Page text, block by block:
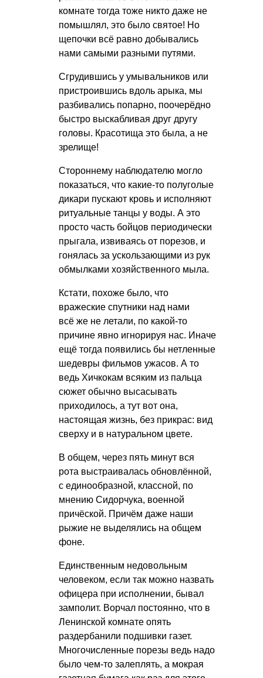
комнате тогда тоже никто даже не
помышлял, это было святое! Но
щепочки всё равно добывались
нами самыми разными путями.
Сгрудившись у умывальников или
пристроившись вдоль арыка, мы
разбивались попарно, поочерёдно
быстро выскабливая друг другу
головы. Красотища это была, а не
зрелище!
Стороннему наблюдателю могло
показаться, что какие-то полуголые
дикари пускают кровь и исполняют
ритуальные танцы у воды. А это
просто часть бойцов периодически
прыгала, извиваясь от порезов, и
гонялась за ускользающими из рук
обмылками хозяйственного мыла.
Кстати, похоже было, что
вражеские спутники над нами
всё же не летали, по какой-то
причине явно игнорируя нас. Иначе
ещё тогда появились бы нетленные
шедевры фильмов ужасов. А то
ведь Хичкокам всяким из пальца
сюжет обычно высасывать
приходилось, а тут вот она,
настоящая жизнь, без прикрас: вид
сверху и в натуральном цвете.
В общем, через пять минут вся
рота выстраивалась обновлённой,
с единообразной, классной, по
мнению Сидорчука, военной
причёской. Причём даже наши
рыжие не выделялись на общем
фоне.
Единственным недовольным
человеком, если так можно назвать
офицера при исполнении, бывал
замполит. Ворчал постоянно, что в
Ленинской комнате опять
раздербанили подшивки газет.
Многочисленные порезы ведь надо
было чем-то залеплять, а мокрая